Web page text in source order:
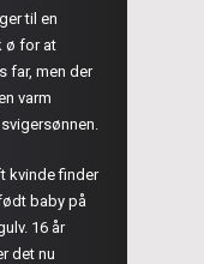
til en
ø for at
far, men der
varm
kvinde finder
baby på
16 år
det nu